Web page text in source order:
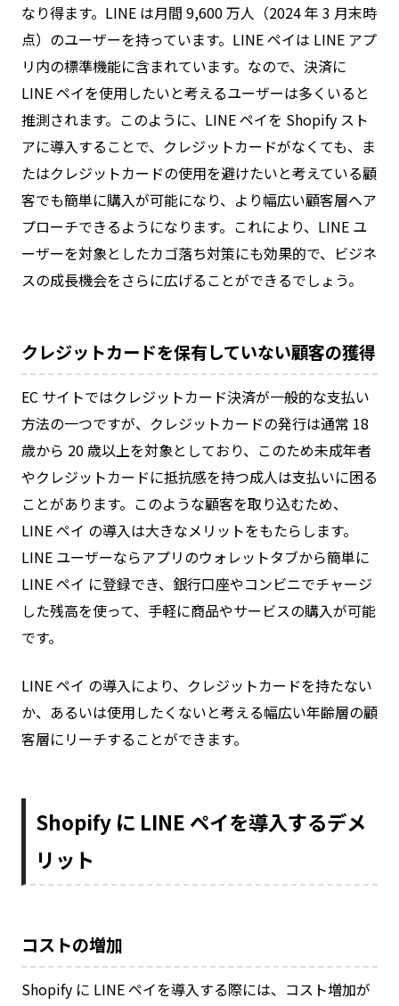
なり得ます。LINE は月間 9,600 万人（2024 年 3 月末時
点）のユーザーを持っています。LINE ペイは LINE アプ
リ内の標準機能に含まれています。なので、決済に
LINE ペイを使用したいと考えるユーザーは多くいると
推測されます。このように、LINE ペイを Shopify スト
アに導入することで、クレジットカードがなくても、ま
たはクレジットカードの使用を避けたいと考えている顧
客でも簡単に購入が可能になり、より幅広い顧客層へア
プローチできるようになります。これにより、LINE ユ
ーザーを対象としたカゴ落ち対策にも効果的で、ビジネ
スの成長機会をさらに広げることができるでしょう。
クレジットカードを保有していない顧客の獲得
EC サイトではクレジットカード決済が一般的な支払い
方法の一つですが、クレジットカードの発行は通常 18
歳から 20 歳以上を対象としており、このため未成年者
やクレジットカードに抵抗感を持つ成人は支払いに困る
ことがあります。このような顧客を取り込むため、
LINE ペイ の導入は大きなメリットをもたらします。
LINE ユーザーならアプリのウォレットタブから簡単に
LINE ペイ に登録でき、銀行口座やコンビニでチャージ
した残高を使って、手軽に商品やサービスの購入が可能
です。
LINE ペイ の導入により、クレジットカードを持たない
か、あるいは使用したくないと考える幅広い年齢層の顧
客層にリーチすることができます。
Shopify に LINE ペイを導入するデメ
リット
コストの増加
Shopify に LINE ペイを導入する際には、コスト増加が